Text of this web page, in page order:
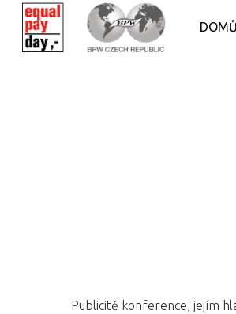
DOMŮ
Publicitě konference, jejím